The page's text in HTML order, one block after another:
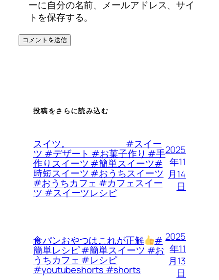
ーに自分の名前、メールアドレス、サイ
トを保存する。
投稿をさらに読み込む
スイツ。 #スイー
ツ #デザート #お菓子作り #手
作りスイーツ #簡単スイーツ#
時短スイーツ #おうちスイーツ
#おうちカフェ #カフェスイー
ツ #スイーツレシピ
2025
年11
月14
日
食パンおやつはこれが正解 #
簡単レシピ #簡単スイーツ #お
うちカフェ #レシピ
#youtubeshorts #shorts
2025
年11
月13
日